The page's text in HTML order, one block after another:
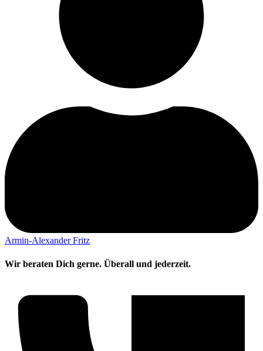
Armin-Alexander Fritz
Wir beraten Dich gerne. Überall und jederzeit.